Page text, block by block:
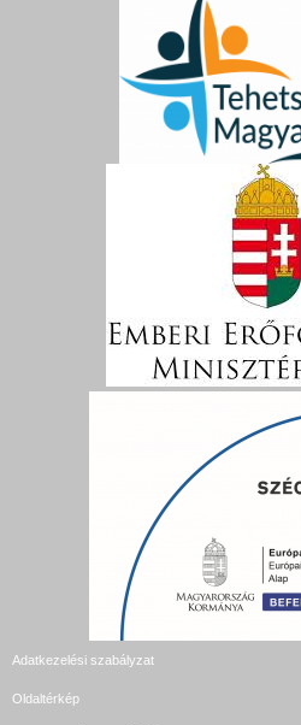
Adatkezelési szabályzat
Oldaltérkép